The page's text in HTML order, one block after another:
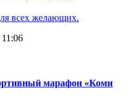
всех желающих.
марафон «Коми